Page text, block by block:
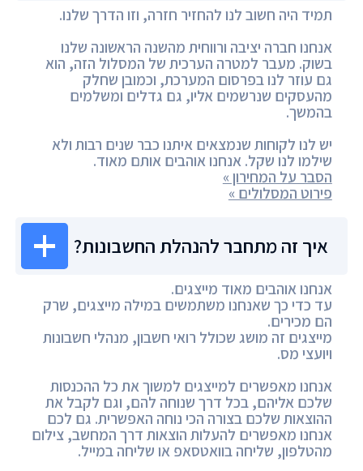
תמיד היה חשוב לנו להחזיר חזרה, וזו הדרך שלנו.
אנחנו חברה יציבה ורווחית מהשנה הראשונה שלנו
בשוק. מעבר למטרה הערכית של המסלול הזה, הוא
גם עוזר לנו בפרסום המערכת, וכמובן שחלק
מהעסקים שנרשמים אליו, גם גדלים ומשלמים
בהמשך.
יש לנו לקוחות שנמצאים איתנו כבר שנים רבות ולא
שילמו לנו שקל. אנחנו אוהבים אותם מאוד.
הסבר על המחירון »
פירוט המסלולים »
איך זה מתחבר להנהלת החשבונות?
אנחנו אוהבים מאוד מייצגים.
עד כדי כך שאנחנו משתמשים במילה מייצגים, שרק
הם מכירים.
מייצגים זה מושג שכולל רואי חשבון, מנהלי חשבונות
ויועצי מס.
אנחנו מאפשרים למייצגים למשוך את כל ההכנסות
שלכם אליהם, בכל דרך שנוחה להם, וגם לקבל את
ההוצאות שלכם בצורה הכי נוחה האפשרית. גם לכם
אנחנו מאפשרים להעלות הוצאות דרך המחשב, צילום
מהטלפון, שליחה בוואטסאפ או שליחה במייל.